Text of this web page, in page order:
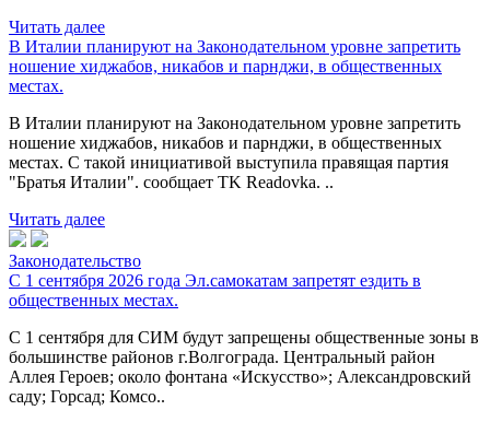
Читать далее
В Италии планируют на Законодательном уровне запретить
ношение хиджабов, никабов и парнджи, в общественных
местах.
В Италии планируют на Законодательном уровне запретить
ношение хиджабов, никабов и парнджи, в общественных
местах. С такой инициативой выступила правящая партия
"Братья Италии". сообщает TK Readovka. ..
Читать далее
Законодательство
С 1 сентября 2026 года Эл.самокатам запретят ездить в
общественных местах.
С 1 сентября для СИМ будут запрещены общественные зоны в
большинстве районов г.Волгограда. Центральный район
Аллея Героев; около фонтана «Искусство»; Александровский
саду; Горсад; Комсо..